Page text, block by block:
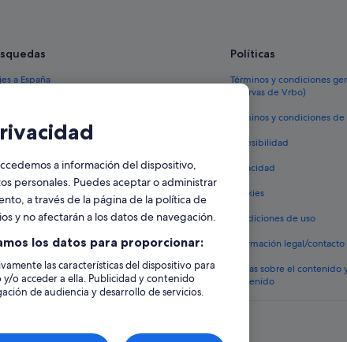
Hoteles boutique en
a España
vacacionales España
baratos en España
de coches en España
Políticas
Términos y condiciones
reservas de Vrbo)
Términos y condiciones
Accesibilidad
Privacidad
Cookies
Condiciones de uso
Información legal/contacto
Pautas sobre el
contenido
a información del dispositivo,
personales. Puedes aceptar o administrar
a través de la página de la política de
y no afectarán a los datos de navegación.
los datos para proporcionar:
las características del dispositivo para
o acceder a ella. Publicidad y contenido
de audiencia y desarrollo de servicios.